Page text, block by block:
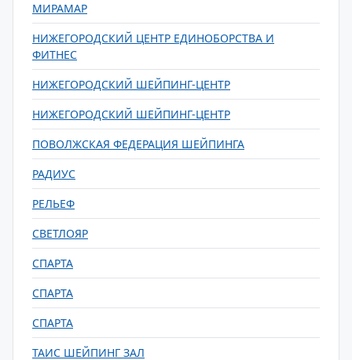
МИРАМАР
НИЖЕГОРОДСКИЙ ЦЕНТР ЕДИНОБОРСТВА И
ФИТНЕС
НИЖЕГОРОДСКИЙ ШЕЙПИНГ-ЦЕНТР
НИЖЕГОРОДСКИЙ ШЕЙПИНГ-ЦЕНТР
ПОВОЛЖСКАЯ ФЕДЕРАЦИЯ ШЕЙПИНГА
РАДИУС
РЕЛЬЕФ
СВЕТЛОЯР
СПАРТА
СПАРТА
СПАРТА
ТАИС ШЕЙПИНГ ЗАЛ